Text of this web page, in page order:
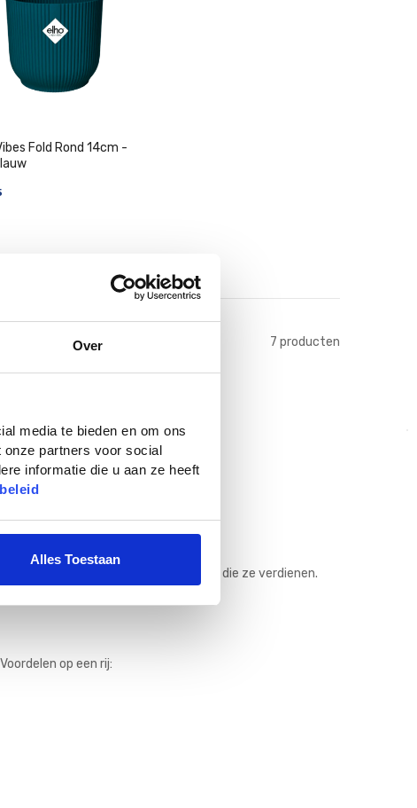
Over
media te bieden en om ons
partners voor social
informatie die u aan ze heeft
Alles Toestaan
Fold Rond 14cm -
7 producten
geef je jouw planten de uitstraling die ze verdienen.
op een rij: